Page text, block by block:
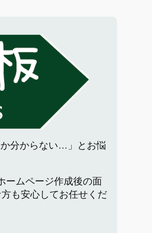
分からない…」とお悩
ームページ作成後の面
も安心してお任せくだ